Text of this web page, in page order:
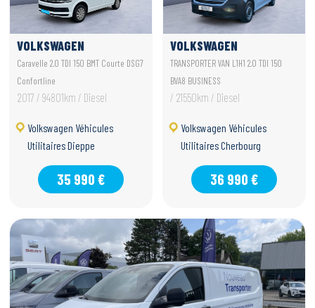
VOLKSWAGEN
UTILITAIRES CARAVELLE
Caravelle 2.0 TDI 150 BMT Courte DSG7
Confortline
2017 / 94801km / Diesel
Volkswagen Véhicules
Utilitaires Dieppe
35 990 €
VOLKSWAGEN
UTILITAIRES
TRANSPORTER VAN
TRANSPORTER VAN L1H1 2.0 TDI 150
BVA8 BUSINESS
/ 21550km / Diesel
Volkswagen Véhicules
Utilitaires Cherbourg
36 990 €